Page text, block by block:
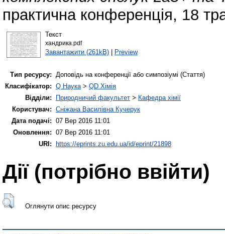
практична конференція, 18
Текст
хандрика.pdf
Завантажити (261kB)| Preview
Тип ресурсу: Доповідь на конференції або симпозіумі (Стаття)
Класифікатор: Q Наука> QD Хімія
Відділи:
Природничий факультет > Кафедра хімії
Користувач: Сніжана Василівна Кучерук
Дата подачі: 07 Вер 2016 11:01
Оновлення: 07 Вер 2016 11:01
URI:
https://eprints.zu.edu.ua/id/eprint/21898
Дії ​​(потрібно ввійти)
Оглянути опис ресурсу